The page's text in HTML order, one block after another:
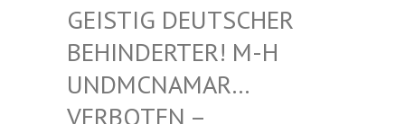
EISTIG DEUTSCHER B
EHINDERTER! M-H U
NDMCNAMAR… V
ERBOTEN – K